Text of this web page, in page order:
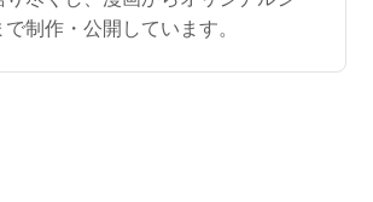
で制作・公開しています。